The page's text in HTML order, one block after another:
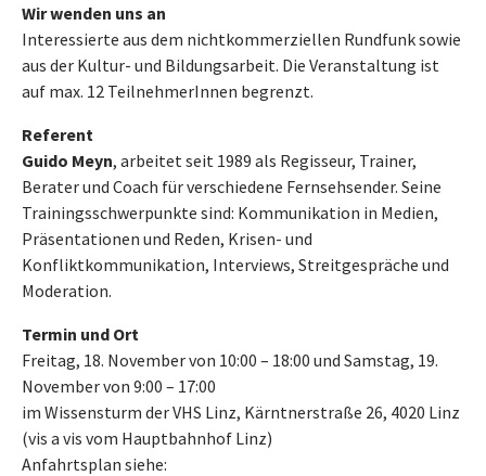
Wir wenden uns an
Interessierte aus dem nichtkommerziellen Rundfunk sowie
aus der Kultur- und Bildungsarbeit. Die Veranstaltung ist
auf max. 12 TeilnehmerInnen begrenzt.
Referent
Guido Meyn, arbeitet seit 1989 als Regisseur, Trainer,
Berater und Coach für verschiedene Fernsehsender. Seine
Trainingsschwerpunkte sind: Kommunikation in Medien,
Präsentationen und Reden, Krisen- und
Konfliktkommunikation, Interviews, Streitgespräche und
Moderation.
Termin und Ort
Freitag, 18. November von 10:00 – 18:00 und Samstag, 19.
November von 9:00 – 17:00
im Wissensturm der VHS Linz, Kärntnerstraße 26, 4020 Linz
(vis a vis vom Hauptbahnhof Linz)
Anfahrtsplan siehe: